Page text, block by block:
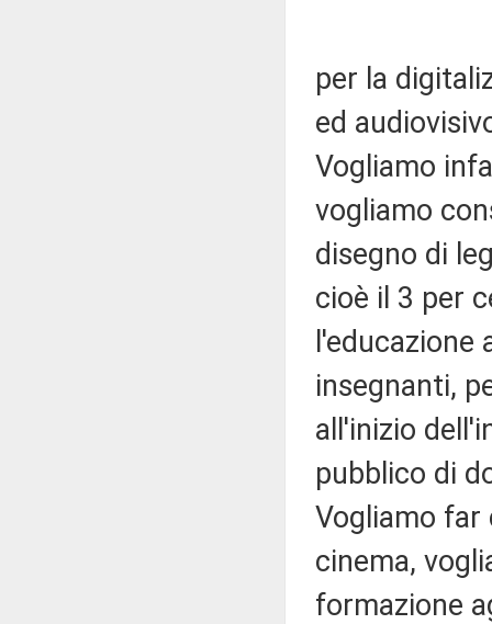
per la
ed
Vogliamo
vogliamo
disegno di
cioè il 3 per
l'educazione
insegnanti,
all'inizio
pubblico di
Vogliamo far
cinema,
formazione